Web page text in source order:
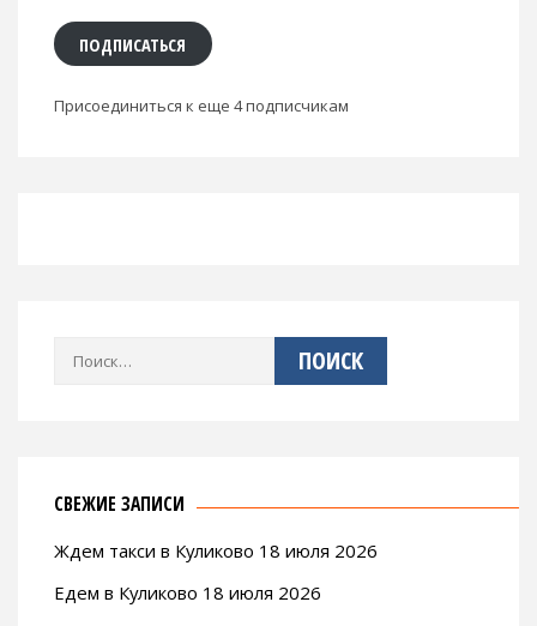
ПОДПИСАТЬСЯ
Присоединиться к еще 4 подписчикам
Найти:
СВЕЖИЕ ЗАПИСИ
Ждем такси в Куликово 18 июля 2026
Едем в Куликово 18 июля 2026